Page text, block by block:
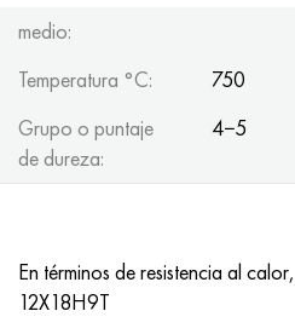
medio:
Temperatura °C:
750
Grupo o puntaje
de dureza:
4−5
En términos de resistencia al
12X18H9T